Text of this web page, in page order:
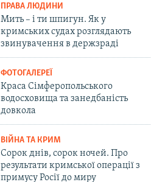
ПРАВА ЛЮДИНИ
Мить – і ти шпигун. Як у
кримських судах розглядають
звинувачення в держзраді
ФОТОГАЛЕРЕЇ
Краса Сімферопольського
водосховища та занедбаність
довкола
ВІЙНА ТА КРИМ
Сорок днів, сорок ночей. Про
результати кримської операції з
примусу Росії до миру